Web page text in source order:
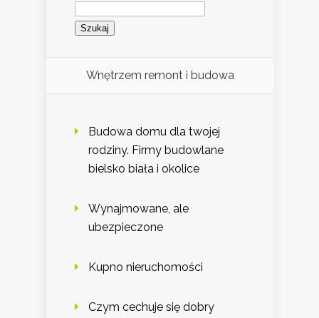
Wnętrzem remont i budowa
Budowa domu dla twojej
rodziny. Firmy budowlane
bielsko biała i okolice
Wynajmowane, ale
ubezpieczone
Kupno nieruchomości
Czym cechuje się dobry